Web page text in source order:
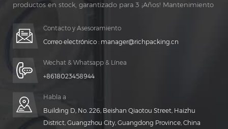
productos en stock, garantizado para 3 ¡Años! Mantenimiento
Contacto y Asesoramiento
Correo electrónico : manager@richpacking.cn
Wechat & Whatsapp & Línea
+8618023458944
Habla a
Building D, No. 226, Beishan Qiaotou Street, Haizhu
District, Guangzhou City, Guangdong Province, China